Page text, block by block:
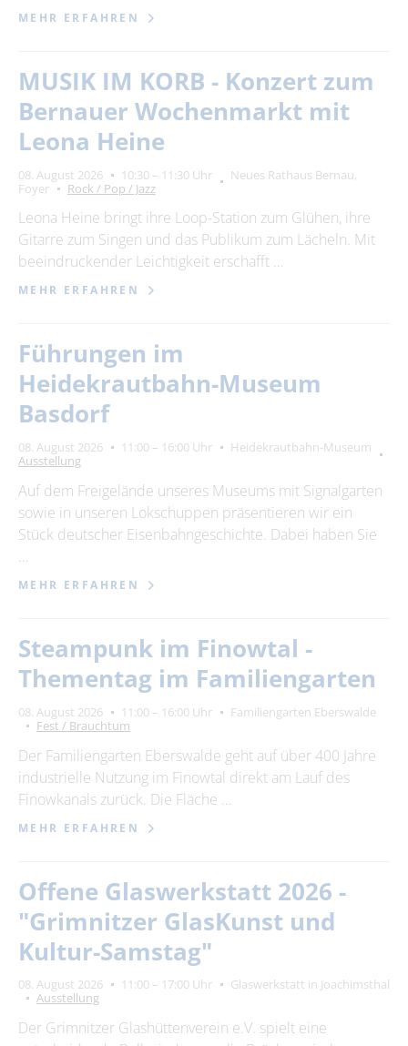
MEHR ERFAHREN
MUSIK IM KORB - Konzert zum
Bernauer Wochenmarkt mit
Leona Heine
08. August 2026 10:30 – 11:30 Uhr
Neues Rathaus Bernau,
Foyer
Rock / Pop / Jazz
Leona Heine bringt ihre Loop-Station zum Glühen, ihre
Gitarre zum Singen und das Publikum zum Lächeln. Mit
beeindruckender Leichtigkeit erschafft …
MEHR ERFAHREN
Führungen im
Heidekrautbahn-Museum
Basdorf
08. August 2026 11:00 – 16:00 Uhr
Heidekrautbahn-Museum
Ausstellung
Auf dem Freigelände unseres Museums mit Signalgarten
sowie in unseren Lokschuppen präsentieren wir ein
Stück deutscher Eisenbahngeschichte. Dabei haben Sie
…
MEHR ERFAHREN
Steampunk im Finowtal -
Thementag im Familiengarten
08. August 2026 11:00 – 16:00 Uhr
Familiengarten Eberswalde
Fest / Brauchtum
Der Familiengarten Eberswalde geht auf über 400 Jahre
industrielle Nutzung im Finowtal direkt am Lauf des
Finowkanals zurück. Die Fläche …
MEHR ERFAHREN
Offene Glaswerkstatt 2026 -
"Grimnitzer GlasKunst und
Kultur-Samstag"
08. August 2026 11:00 – 17:00 Uhr
Glaswerkstatt in Joachimsthal
Ausstellung
Der Grimnitzer Glashüttenverein e.V. spielt eine